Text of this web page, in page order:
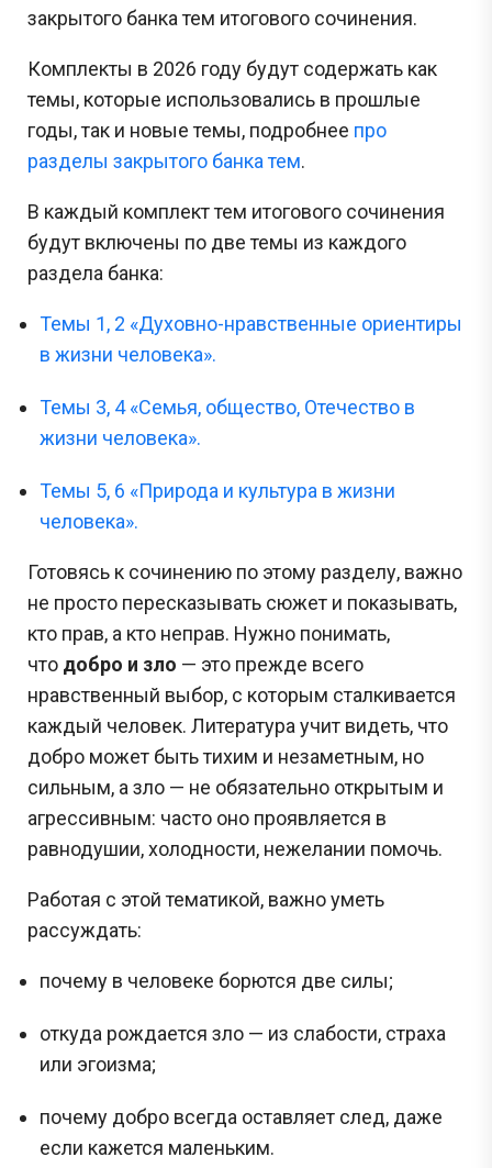
закрытого банка тем итогового сочинения.
Комплекты в 2026 году будут содержать как
темы, которые использовались в прошлые
годы, так и новые темы, подробнее про
разделы закрытого банка тем.
В каждый комплект тем итогового сочинения
будут включены по две темы из каждого
раздела банка:
Темы 1, 2 «Духовно-нравственные ориентиры
в жизни человека».
Темы 3, 4 «Семья, общество, Отечество в
жизни человека».
Темы 5, 6 «Природа и культура в жизни
человека».
Готовясь к сочинению по этому разделу, важно
не просто пересказывать сюжет и показывать,
кто прав, а кто неправ. Нужно понимать,
что добро и зло — это прежде всего
нравственный выбор, с которым сталкивается
каждый человек. Литература учит видеть, что
добро может быть тихим и незаметным, но
сильным, а зло — не обязательно открытым и
агрессивным: часто оно проявляется в
равнодушии, холодности, нежелании помочь.
Работая с этой тематикой, важно уметь
рассуждать:
почему в человеке борются две силы;
откуда рождается зло — из слабости, страха
или эгоизма;
почему добро всегда оставляет след, даже
если кажется маленьким.